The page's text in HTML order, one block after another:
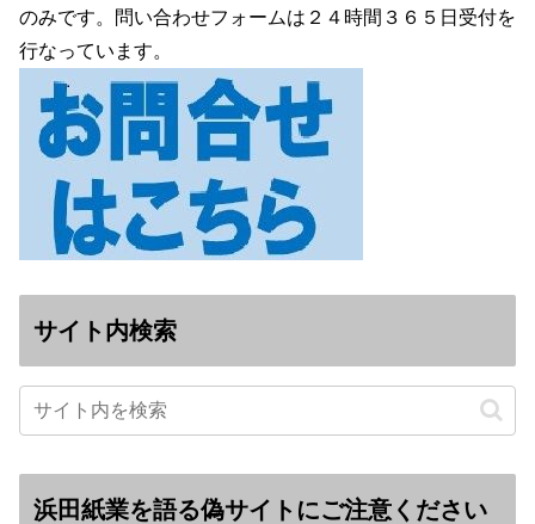
のみです。問い合わせフォームは２４時間３６５日受付を
行なっています。
サイト内検索
浜田紙業を語る偽サイトにご注意ください